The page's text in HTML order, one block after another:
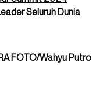
Seluruh Dunia
FOTO/Wahyu Putro